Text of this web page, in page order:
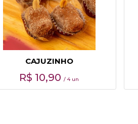
CAJUZINHO
R$ 10,90 / 4 un